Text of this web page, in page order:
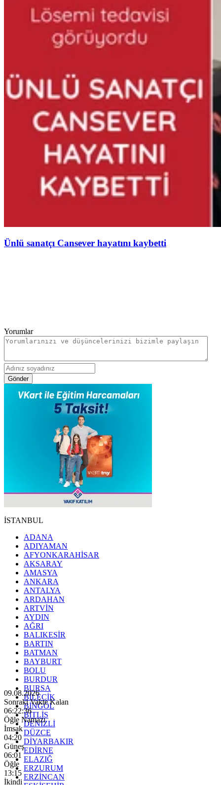
Ünlü sanatçı Cansever hayatını kaybetti
Yorumlar
Gönder
İSTANBUL
ADANA
ADIYAMAN
AFYONKARAHİSAR
AKSARAY
AMASYA
ANKARA
ANTALYA
ARDAHAN
ARTVİN
AYDIN
AĞRI
BALIKESİR
BARTIN
BATMAN
BAYBURT
BOLU
BURDUR
BURSA
BİLECİK
BİNGÖL
BİTLİS
DENİZLİ
DÜZCE
DİYARBAKIR
EDİRNE
ELAZIĞ
ERZURUM
ERZİNCAN
09.08.2026
Sonraki Vakte Kalan
06:22:34
Öğle Namazı
İmsak
04:20
Güneş
06:01
Öğle
13:15
İkindi